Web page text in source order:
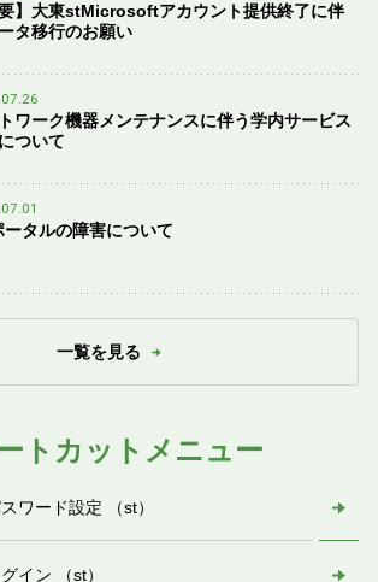
要】大東stMicrosoftアカウント提供終了に伴
タ移行のお願い
ワーク機器メンテナンスに伴う学内サービス
ついて
ータルの障害について
一覧を見る
トカットメニュー
ワード設定 （st）
イン （st）